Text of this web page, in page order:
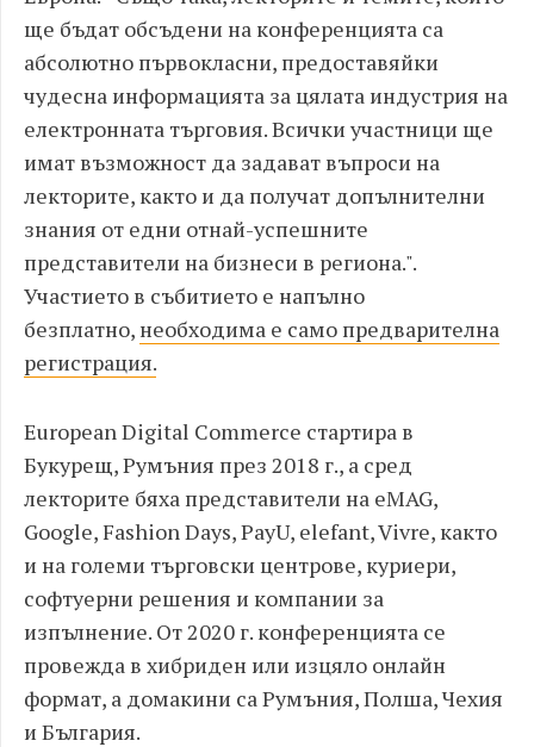
ще бъдат обсъдени на конференцията са
абсолютно първокласни, предоставяйки
чудесна информацията за цялата индустрия на
електронната търговия. Всички участници ще
имат възможност да задават въпроси на
лекторите, както и да получат допълнителни
знания от едни отнай-успешните
представители на бизнеси в региона.".
Участието в събитието е напълно
безплатно, необходима е само предварителна
регистрация.
European Digital Commerce стартира в
Букурещ, Румъния през 2018 г., а сред
лекторите бяха представители на eMAG,
Google, Fashion Days, PayU, elefant, Vivre, както
и на големи търговски центрове, куриери,
софтуерни решения и компании за
изпълнение. От 2020 г. конференцията се
провежда в хибриден или изцяло онлайн
формат, а домакини са Румъния, Полша, Чехия
и България.